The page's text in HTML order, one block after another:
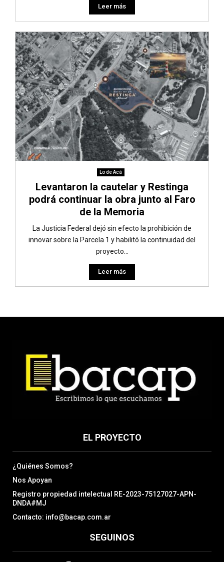
Leer más
Lo de Acá
Levantaron la cautelar y Restinga
podrá continuar la obra junto al Faro
de la Memoria
La Justicia Federal dejó sin efecto la prohibición de
innovar sobre la Parcela 1 y habilitó la continuidad del
proyecto...
Leer más
EL PROYECTO
¿Quiénes Somos?
Nos Apoyan
Registro propiedad intelectual RE-2023-75127027-APN-
DNDA#MJ
Contacto: info@bacap.com.ar
SEGUINOS